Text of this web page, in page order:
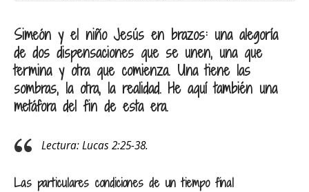
Simeón y el niño Jesús en brazos: una alegoría
de dos dispensaciones que se unen, una que
termina y otra que comienza. Una tiene las
sombras, la otra, la realidad. He aquí también una
metáfora del fin de esta era.
Lectura: Lucas 2:25-38.
Las particulares condiciones de un tiempo final